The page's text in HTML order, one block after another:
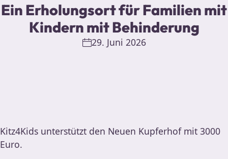
Ein Erholungsort für Familien mit
Kindern mit Behinderung
29. Juni 2026
Kitz4Kids unterstützt den Neuen Kupferhof mit 3000
Euro.